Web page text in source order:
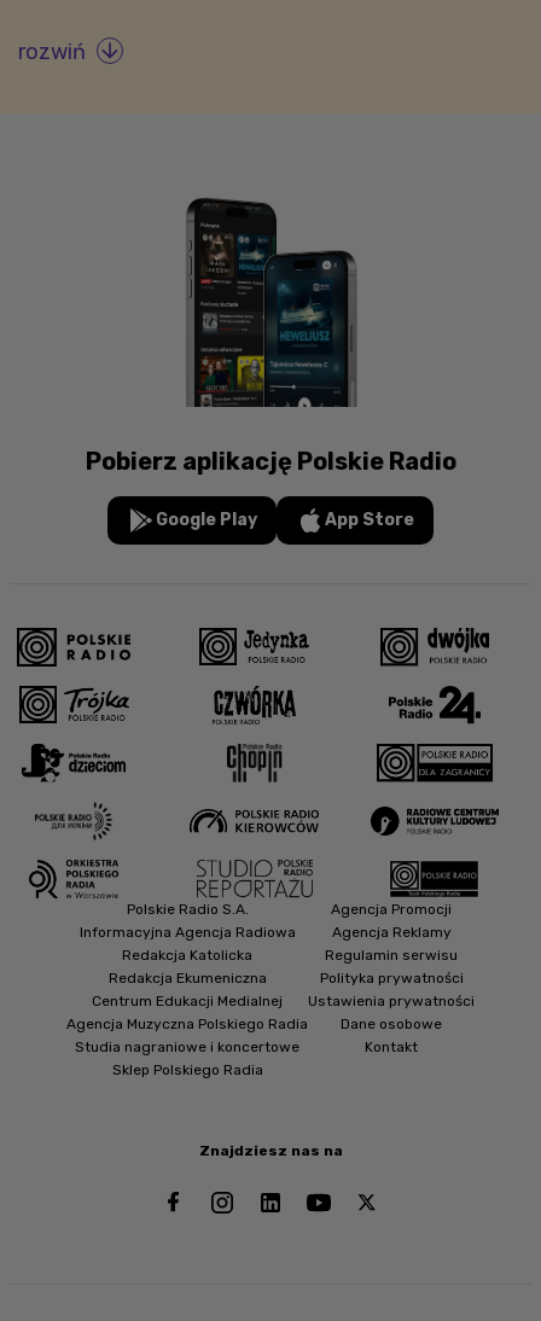
rozwiń 
Pobierz aplikację Polskie Radio
Google Play App Store
Znajdziesz nas na
Polskie Radio S.A.
Informacyjna Agencja Radiowa
Redakcja Katolicka
Redakcja Ekumeniczna
Centrum Edukacji Medialnej
Agencja Muzyczna Polskiego Radia
Studia nagraniowe i koncertowe
Sklep Polskiego Radia
Agencja Promocji
Agencja Reklamy
Regulamin serwisu
Polityka prywatności
Ustawienia prywatności
Dane osobowe
Kontakt